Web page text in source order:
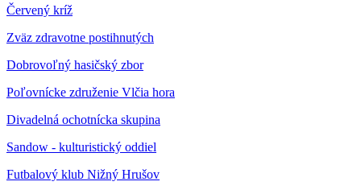
Červený kríž
Zväz zdravotne postihnutých
Dobrovoľný hasičský zbor
Poľovnícke združenie Vlčia hora
Divadelná ochotnícka skupina
Sandow - kulturistický oddiel
Futbalový klub Nižný Hrušov